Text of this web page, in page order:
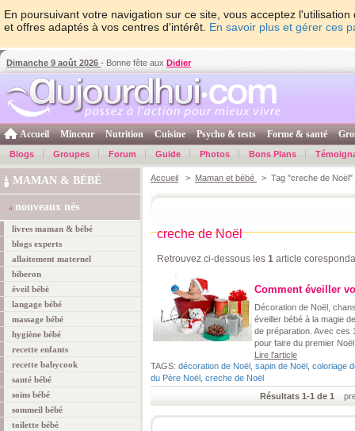
En poursuivant votre navigation sur ce site, vous acceptez
et offres adaptés à vos centres d'intérêt. En savoir plus et gérer ces
Dimanche 9 août 2026 - Bonne fête aux Didier
Accueil Minceur Nutrition Cuisine Psycho & tests Forme & santé
Blogs Groupes Forum Guide Photos Bons Plans
MAMAN & BÉBÉ
nouveaux nés
livres maman & bébé
blogs experts
allaitement maternel
biberon
éveil bébé
langage bébé
massage bébé
hygiène bébé
recette enfants
recette babycook
santé bébé
soins bébé
sommeil bébé
toilette bébé
Accueil > Maman et bébé > Tag "creche de Noël"
creche de Noël
Retrouvez ci-dessous les 1 article
Comment éveiller
Décoration de Noël,
éveiller bébé à la magie
de préparation. Avec ces
pour faire du premier
Lire l'article
TAGS: décoration de Noël sapin de Noël coloriage
du Père Noël creche de Noël
Résultats 1-1 de 1